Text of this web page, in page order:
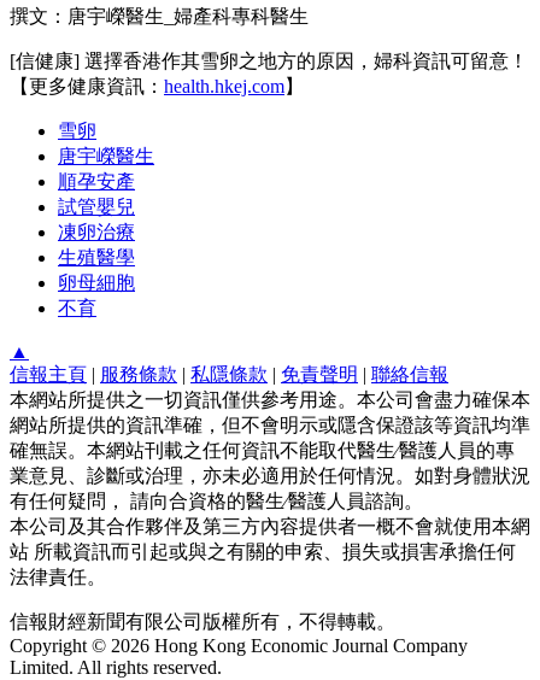
撰文：唐宇嶸醫生_婦產科專科醫生
[信健康] 選擇香港作其雪卵之地方的原因，婦科資訊可留意！
【更多健康資訊： health.hkej.com】
雪卵
唐宇嶸醫生
順孕安產
試管嬰兒
凍卵治療
生殖醫學
卵母細胞
不育
▲
信報主頁 | 服務條款 | 私隱條款 | 免責聲明 | 聯絡信報
本網站所提供之一切資訊僅供參考用途。本公司會盡力確保本
網站所提供的資訊準確，但不會明示或隱含保證該等資訊均準
確無誤。本網站刊載之任何資訊不能取代醫生∕醫護人員的專
業意見、診斷或治理，亦未必適用於任何情況。如對身體狀況
有任何疑問， 請向合資格的醫生∕醫護人員諮詢。
本公司及其合作夥伴及第三方內容提供者一概不會就使用本網
站 所載資訊而引起或與之有關的申索、損失或損害承擔任何
法律責任。
信報財經新聞有限公司版權所有，不得轉載。
Copyright © 2026 Hong Kong Economic Journal Company
Limited. All rights reserved.